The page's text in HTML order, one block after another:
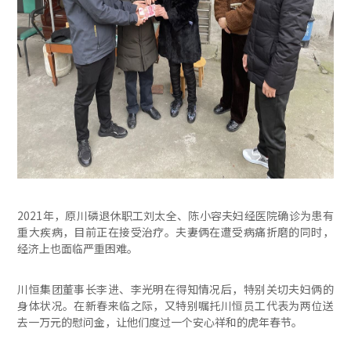
2021年，原川磷退休职工刘太全、陈小容夫妇经医院确诊为患有
重大疾病，目前正在接受治疗。夫妻俩在遭受病痛折磨的同时，
经济上也面临严重困难。
川恒集团董事长李进、李光明在得知情况后，特别关切夫妇俩的
身体状况。在新春来临之际，又特别嘱托川恒员工代表为两位送
去一万元的慰问金，让他们度过一个安心祥和的虎年春节。